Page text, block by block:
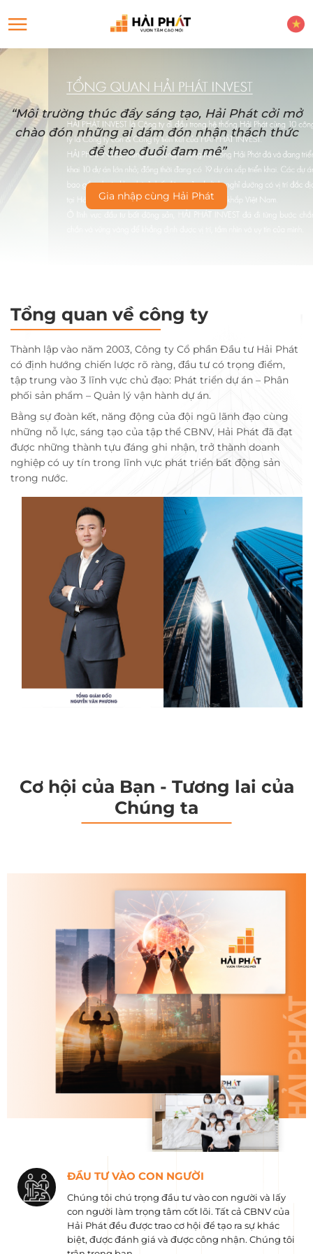
“Môi trường thúc đẩy sáng tạo, Hải Phát cởi mở
chào đón những ai dám đón nhận thách thức
để theo đuổi đam mê”
Gia nhập cùng Hải Phát
Tổng quan về công ty
Thành lập vào năm 2003, Công ty Cổ phần Đầu tư Hải Phát
có định hướng chiến lược rõ ràng, đầu tư có trọng điểm,
tập trung vào 3 lĩnh vực chủ đạo: Phát triển dự án – Phân
phối sản phẩm – Quản lý vận hành dự án.
Bằng sự đoàn kết, năng động của đội ngũ lãnh đạo cùng
những nỗ lực, sáng tạo của tập thể CBNV, Hải Phát đã đạt
được những thành tựu đáng ghi nhận, trở thành doanh
nghiệp có uy tín trong lĩnh vực phát triển bất động sản
trong nước.
Cơ hội của Bạn - Tương lai của
Chúng ta
ĐẦU TƯ VÀO CON NGƯỜI
Chúng tôi chú trọng đầu tư vào con người và lấy
con người làm trọng tâm cốt lõi. Tất cả CBNV của
Hải Phát đều được trao cơ hội để tạo ra sự khác
biệt, được đánh giá và được công nhận. Chúng tôi